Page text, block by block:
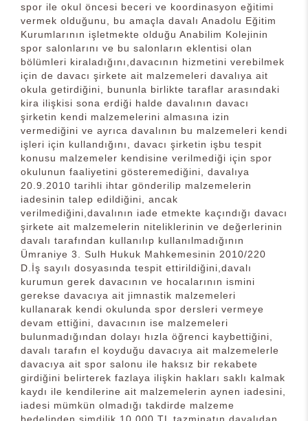
spor ile okul öncesi beceri ve koordinasyon eğitimi
vermek olduğunu, bu amaçla davalı Anadolu Eğitim
Kurumlarının işletmekte olduğu Anabilim Kolejinin
spor salonlarını ve bu salonların eklentisi olan
bölümleri kiraladığını,davacının hizmetini verebilmek
için de davacı şirkete ait malzemeleri davalıya ait
okula getirdiğini, bununla birlikte taraflar arasındaki
kira ilişkisi sona erdiği halde davalının davacı
şirketin kendi malzemelerini almasına izin
vermediğini ve ayrıca davalının bu malzemeleri kendi
işleri için kullandığını, davacı şirketin işbu tespit
konusu malzemeler kendisine verilmediği için spor
okulunun faaliyetini gösteremediğini, davalıya
20.9.2010 tarihli ihtar gönderilip malzemelerin
iadesinin talep edildiğini, ancak
verilmediğini,davalının iade etmekte kaçındığı davacı
şirkete ait malzemelerin niteliklerinin ve değerlerinin
davalı tarafından kullanılıp kullanılmadığının
Ümraniye 3. Sulh Hukuk Mahkemesinin 2010/220
D.İş sayılı dosyasında tespit ettirildiğini,davalı
kurumun gerek davacının ve hocalarının ismini
gerekse davacıya ait jimnastik malzemeleri
kullanarak kendi okulunda spor dersleri vermeye
devam ettiğini, davacının ise malzemeleri
bulunmadığından dolayı hızla öğrenci kaybettiğini,
davalı tarafın el koyduğu davacıya ait malzemelerle
davacıya ait spor salonu ile haksız bir rekabete
girdiğini belirterek fazlaya ilişkin hakları saklı kalmak
kaydı ile kendilerine ait malzemelerin aynen iadesini,
iadesi mümkün olmadığı takdirde malzeme